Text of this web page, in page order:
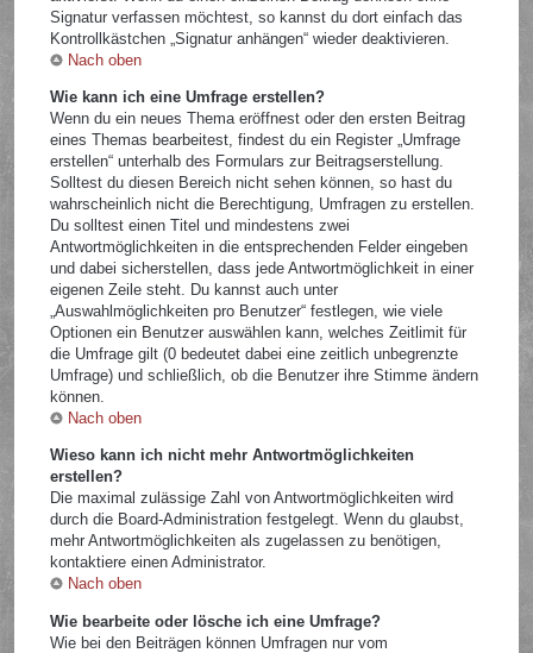
Signatur verfassen möchtest, so kannst du dort einfach das
Kontrollkästchen „Signatur anhängen“ wieder deaktivieren.
Nach oben
Wie kann ich eine Umfrage erstellen?
Wenn du ein neues Thema eröffnest oder den ersten Beitrag
eines Themas bearbeitest, findest du ein Register „Umfrage
erstellen“ unterhalb des Formulars zur Beitragserstellung.
Solltest du diesen Bereich nicht sehen können, so hast du
wahrscheinlich nicht die Berechtigung, Umfragen zu erstellen.
Du solltest einen Titel und mindestens zwei
Antwortmöglichkeiten in die entsprechenden Felder eingeben
und dabei sicherstellen, dass jede Antwortmöglichkeit in einer
eigenen Zeile steht. Du kannst auch unter
„Auswahlmöglichkeiten pro Benutzer“ festlegen, wie viele
Optionen ein Benutzer auswählen kann, welches Zeitlimit für
die Umfrage gilt (0 bedeutet dabei eine zeitlich unbegrenzte
Umfrage) und schließlich, ob die Benutzer ihre Stimme ändern
können.
Nach oben
Wieso kann ich nicht mehr Antwortmöglichkeiten
erstellen?
Die maximal zulässige Zahl von Antwortmöglichkeiten wird
durch die Board-Administration festgelegt. Wenn du glaubst,
mehr Antwortmöglichkeiten als zugelassen zu benötigen,
kontaktiere einen Administrator.
Nach oben
Wie bearbeite oder lösche ich eine Umfrage?
Wie bei den Beiträgen können Umfragen nur vom